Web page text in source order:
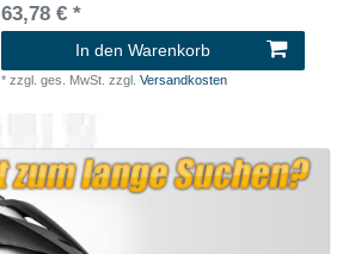
63,78 € *
In den Warenkorb
*zzgl. ges. MwSt. zzgl.Versandkosten